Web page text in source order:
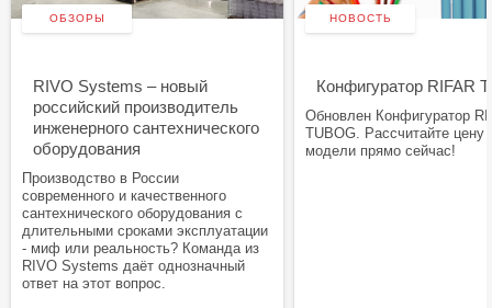
ОБЗОРЫ
RIVO Systems – новый
российский производитель
инженерного сантехнического
оборудования
Производство в России
современного и качественного
сантехнического оборудования с
длительными сроками эксплуатации
- миф или реальность? Команда из
RIVO Systems даёт однозначный
ответ на этот вопрос.
НОВОСТЬ
Конфигуратор RIFAR
Обновлен Конфигуратор
TUBOG. Рассчитайте цену
модели прямо сейчас!